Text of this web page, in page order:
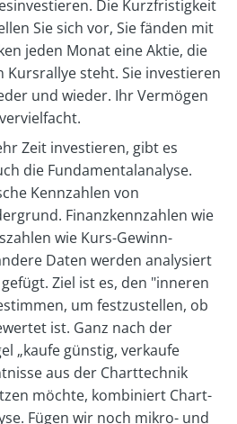
Die Kurzfristigkeit
Sie sich vor, Sie fänden mit
jeden Monat eine Aktie, die
steht. Sie investieren
und wieder. Ihr Vermögen
Zeit investieren, gibt es
die Fundamentalanalyse.
Kennzahlen von
Finanzkennzahlen wie
wie Kurs-Gewinn-
Daten werden analysiert
Ziel ist es, den "inneren
um festzustellen, ob
ist. Ganz nach der
„kaufe günstig, verkaufe
aus der Charttechnik
möchte, kombiniert Chart-
Fügen wir noch mikro- und